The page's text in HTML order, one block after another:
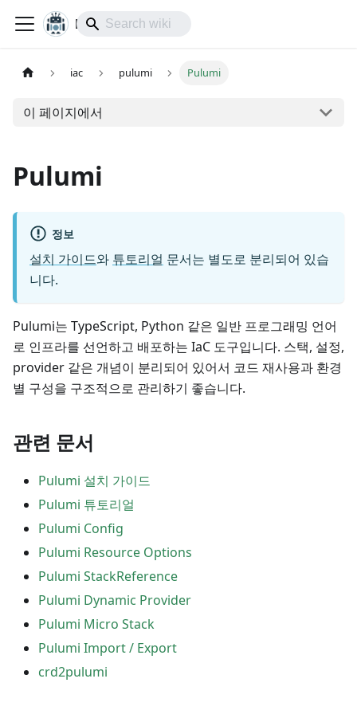
lol-IoT
iac pulumi Pulumi
이 페이지에서
Pulumi
정보
설치 가이드와 튜토리얼 문서는 별도로 분리되어 있습
니다.
Pulumi는 TypeScript, Python 같은 일반 프로그래밍 언어
로 인프라를 선언하고 배포하는 IaC 도구입니다. 스택, 설정,
provider 같은 개념이 분리되어 있어서 코드 재사용과 환경
별 구성을 구조적으로 관리하기 좋습니다.
관련 문서
Pulumi 설치 가이드
Pulumi 튜토리얼
Pulumi Config
Pulumi Resource Options
Pulumi StackReference
Pulumi Dynamic Provider
Pulumi Micro Stack
Pulumi Import / Export
crd2pulumi